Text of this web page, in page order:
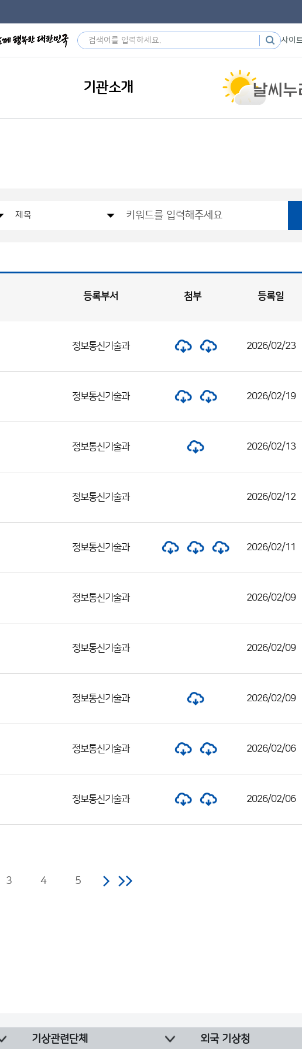
사이
기관소개
등록부서 첨부 등록일
정보통신기술과 2026/02/23
정보통신기술과 2026/02/19
정보통신기술과 2026/02/13
정보통신기술과 2026/02/12
정보통신기술과 2026/02/11
정보통신기술과 2026/02/09
정보통신기술과 2026/02/09
정보통신기술과 2026/02/09
정보통신기술과 2026/02/06
정보통신기술과 2026/02/06
3 4 5
기상관련단체 외국 기상청